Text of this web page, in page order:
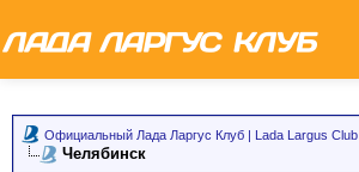
Официальный Лада Ларгус Клуб | Lada Largus Club
Челябинск